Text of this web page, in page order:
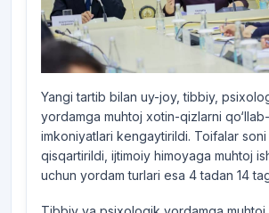
Yangi tartib bilan uy-joy, tibbiy,
yordamga muhtoj xotin-qizlarni
imkoniyatlari kengaytirildi. Toifalar
qisqartirildi, ijtimoiy himoyaga muhtoj
uchun yordam turlari esa 4 tadan 14